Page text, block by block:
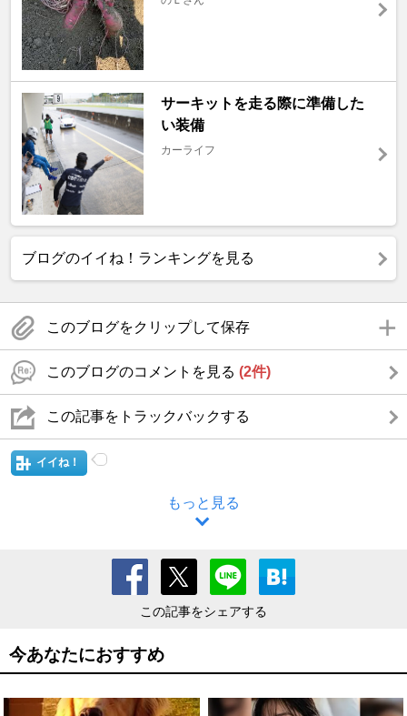
サーキットを走る際に準備した
い装備
カーライフ
ブログのイイね！ランキングを見る
このブログをクリップして保存
このブログのコメントを見る (2件)
この記事をトラックバックする
イイね！
もっと見る
この記事をシェアする
今あなたにおすすめ